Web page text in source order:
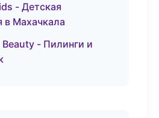
- Детская
в Махачкала
- Пилинги и